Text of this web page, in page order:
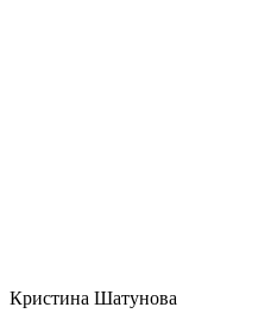
Кристина Шатунова